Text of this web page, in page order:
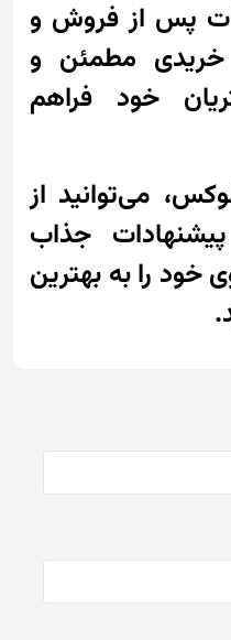
پس از فروش و
خریدی مطمئن و
خود فراهم
می‌توانید از
جذاب
خود را به بهترین